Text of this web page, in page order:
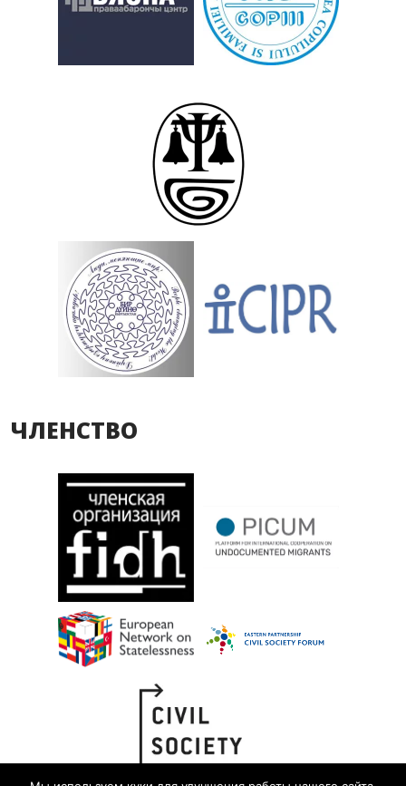
ЧЛЕНСТВО